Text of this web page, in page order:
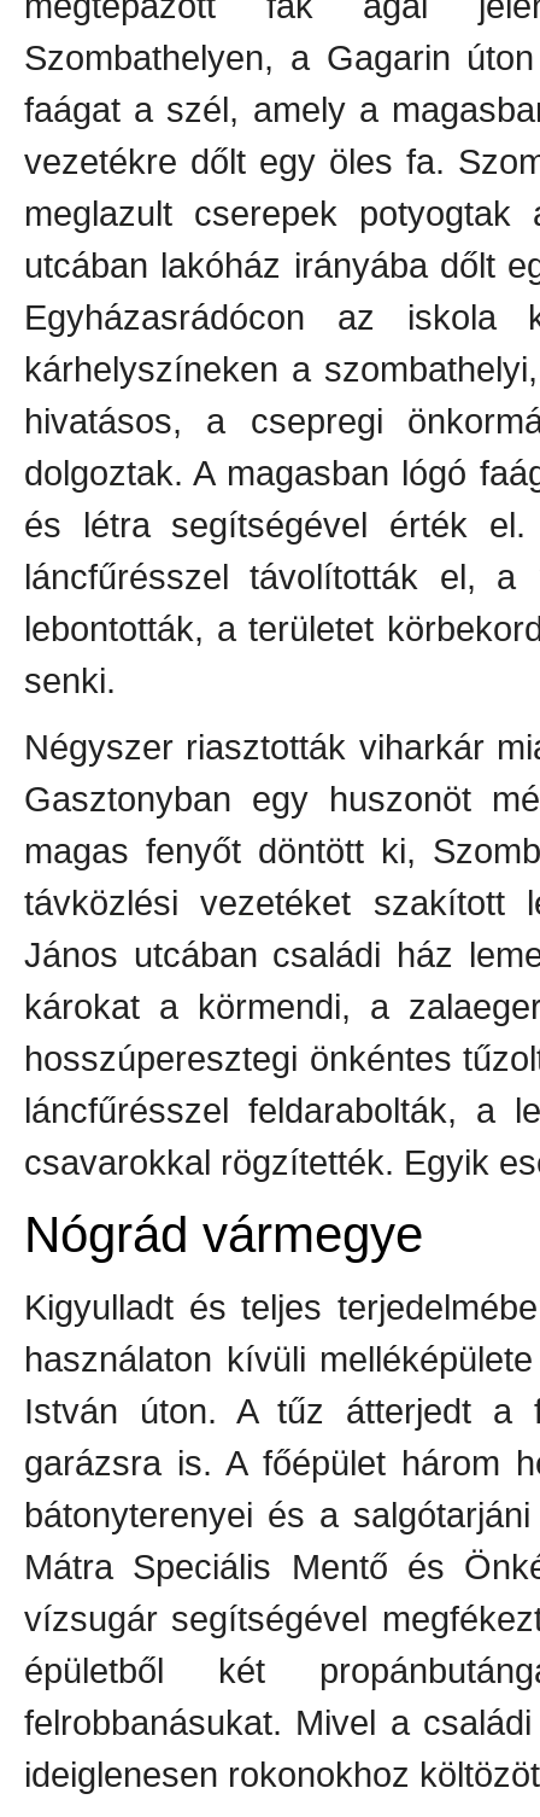
Szombathelyen, a Gagarin
faágat a szél, amely a
vezetékre dőlt egy öles fa.
meglazult cserepek
utcában lakóház irányába dőlt
Egyházasrádócon az
kárhelyszíneken a
hivatásos, a csepregi
dolgoztak. A magasban lógó
és létra segítségével érték
láncfűrésszel távolították el,
lebontották, a területet
senki.
Négyszer riasztották viharkár
Gasztonyban egy huszonöt
magas fenyőt döntött ki,
távközlési vezetéket szakított
János utcában családi ház
károkat a körmendi, a
hosszúperesztegi önkéntes
láncfűrésszel feldarabolták, a
csavarokkal rögzítették. Egyik
Nógrád vármegye
Kigyulladt és teljes
használaton kívüli
István úton. A tűz átterjedt a
garázsra is. A főépület három
bátonyterenyei és a
Mátra Speciális Mentő és
vízsugár segítségével
épületből két
felrobbanásukat. Mivel a
ideiglenesen rokonokhoz